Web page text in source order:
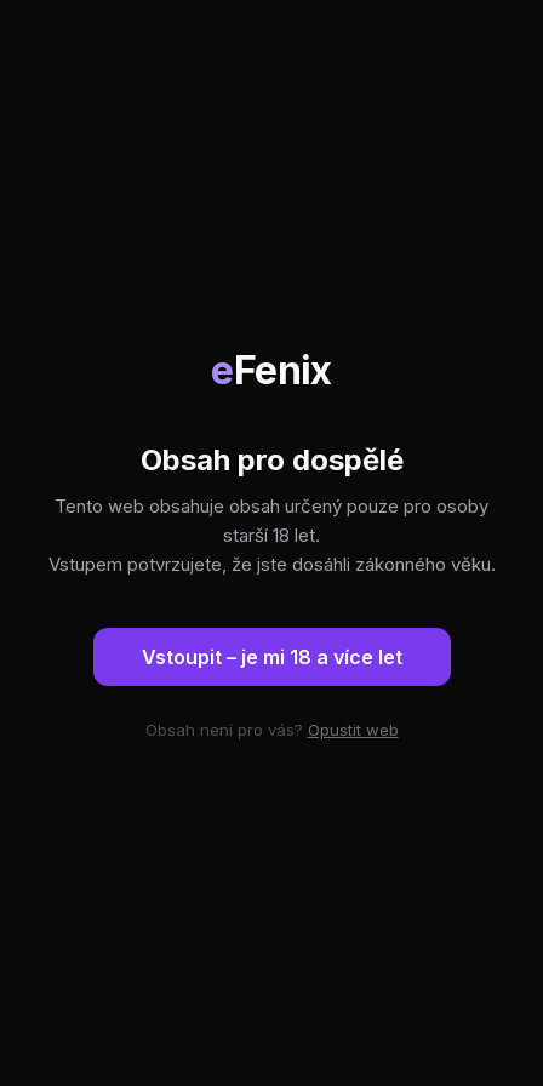
eFenix
Obsah pro dospělé
Tento web obsahuje obsah určený pouze pro osoby
starší 18 let.
Vstupem potvrzujete, že jste dosáhli zákonného věku.
Vstoupit – je mi 18 a více let
Obsah není pro vás? Opustit web